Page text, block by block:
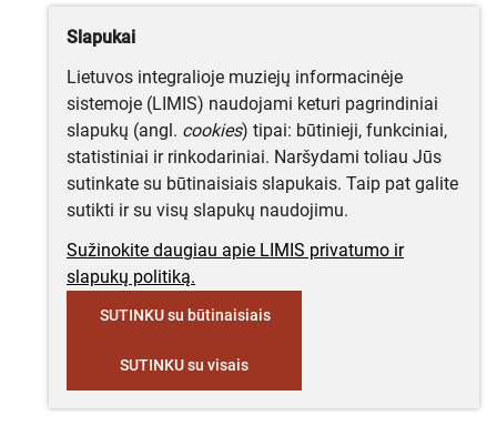
Slapukai
Lietuvos integralioje muziejų informacinėje
sistemoje (LIMIS) naudojami keturi pagrindiniai
slapukų (angl. cookies) tipai: būtinieji, funkciniai,
statistiniai ir rinkodariniai. Naršydami toliau Jūs
sutinkate su būtinaisiais slapukais. Taip pat galite
sutikti ir su visų slapukų naudojimu.
Sužinokite daugiau apie LIMIS privatumo ir
slapukų politiką.
SUTINKU su būtinaisiais
SUTINKU su visais